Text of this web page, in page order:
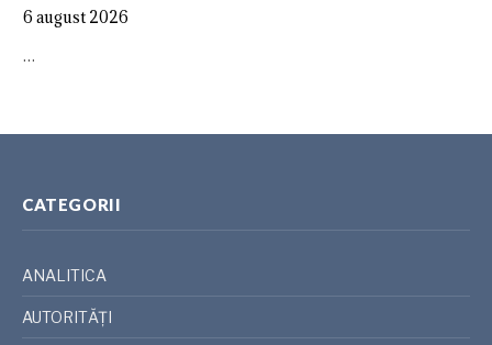
6 august 2026
…
CATEGORII
ANALITICA
AUTORITĂȚI